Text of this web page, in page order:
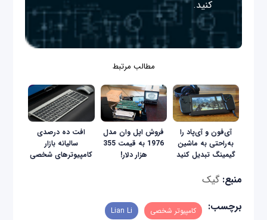
کنید.
مطالب مرتبط
آی‌فون و آی‌پاد را
به‌راحتی به ماشین
گیمینگ تبدیل کنید
فروش اپل وان مدل
1976 به قیمت 355
هزار دلار!
افت ده درصدی
سالیانه بازار
کامپیوترهای شخصی
منبع:گیک
برچسب:
کامپیوتر شخصی Lian Li